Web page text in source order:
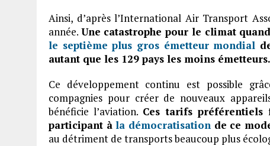
Ainsi, d’après l’International Air Transport
année. Une catastrophe pour le climat
le septième plus gros émetteur mondial
autant que les 129 pays les moins émetteurs.
Ce développement continu est possible
compagnies pour créer de nouveaux
bénéficie l’aviation. Ces tarifs
participant àla démocratisation de ce
au détriment de transports beaucoup plus